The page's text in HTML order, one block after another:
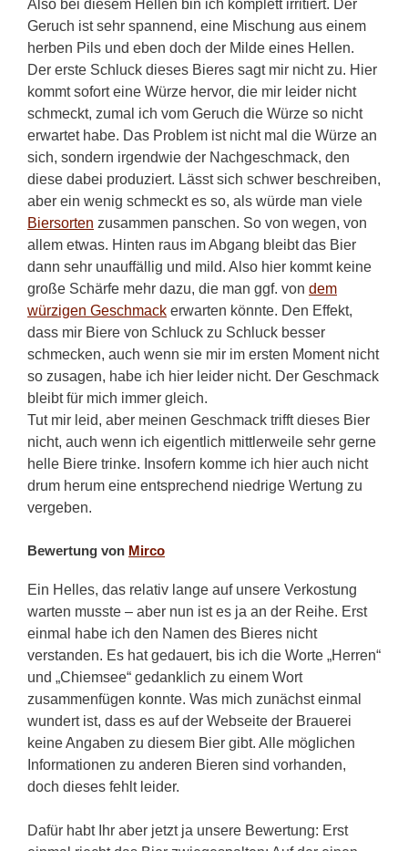
Also bei diesem Hellen bin ich komplett irritiert. Der
Geruch ist sehr spannend, eine Mischung aus einem
herben Pils und eben doch der Milde eines Hellen.
Der erste Schluck dieses Bieres sagt mir nicht zu. Hier
kommt sofort eine Würze hervor, die mir leider nicht
schmeckt, zumal ich vom Geruch die Würze so nicht
erwartet habe. Das Problem ist nicht mal die Würze an
sich, sondern irgendwie der Nachgeschmack, den
diese dabei produziert. Lässt sich schwer beschreiben,
aber ein wenig schmeckt es so, als würde man viele
Biersorten zusammen panschen. So von wegen, von
allem etwas. Hinten raus im Abgang bleibt das Bier
dann sehr unauffällig und mild. Also hier kommt keine
große Schärfe mehr dazu, die man ggf. von dem
würzigen Geschmack erwarten könnte. Den Effekt,
dass mir Biere von Schluck zu Schluck besser
schmecken, auch wenn sie mir im ersten Moment nicht
so zusagen, habe ich hier leider nicht. Der Geschmack
bleibt für mich immer gleich.
Tut mir leid, aber meinen Geschmack trifft dieses Bier
nicht, auch wenn ich eigentlich mittlerweile sehr gerne
helle Biere trinke. Insofern komme ich hier auch nicht
drum herum eine entsprechend niedrige Wertung zu
vergeben.
Bewertung von Mirco
Ein Helles, das relativ lange auf unsere Verkostung
warten musste – aber nun ist es ja an der Reihe. Erst
einmal habe ich den Namen des Bieres nicht
verstanden. Es hat gedauert, bis ich die Worte „Herren“
und „Chiemsee“ gedanklich zu einem Wort
zusammenfügen konnte. Was mich zunächst einmal
wundert ist, dass es auf der Webseite der Brauerei
keine Angaben zu diesem Bier gibt. Alle möglichen
Informationen zu anderen Bieren sind vorhanden,
doch dieses fehlt leider.
Dafür habt Ihr aber jetzt ja unsere Bewertung: Erst